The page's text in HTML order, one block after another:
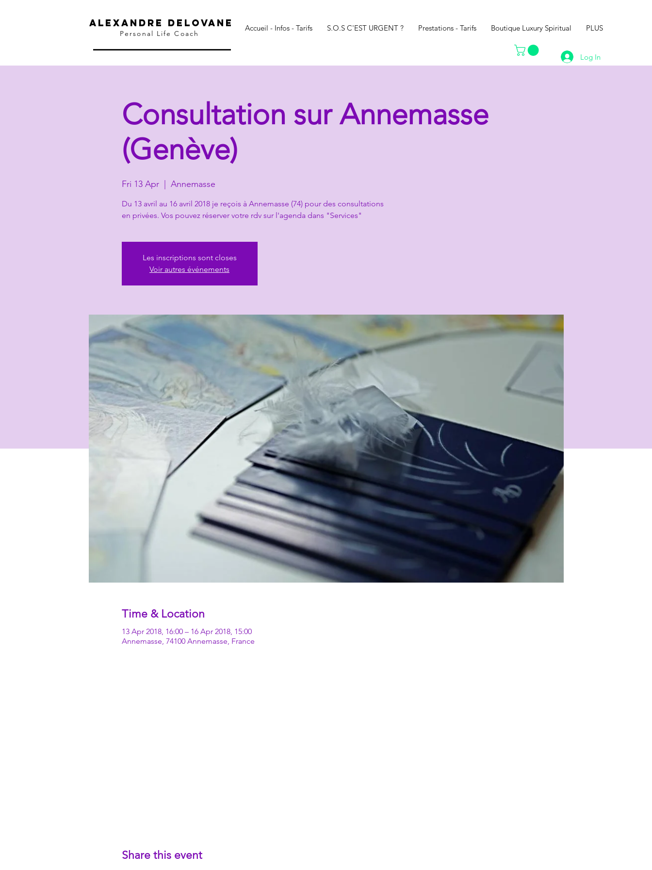
ALEXANDRE DELOVANE
Personal Life Coach
Accueil - Infos - Tarifs S.O.S C'EST URGENT ? Prestations - Tarifs Boutique Luxury Spiritual PLUS
Log In
Consultation sur Annemasse
(Genève)
Fri 13 Apr
  |
Annemasse
Du 13 avril au 16 avril 2018 je reçois à Annemasse (74) pour des consultations
en privées. Vos pouvez réserver votre rdv sur l'agenda dans "Services"
Les inscriptions sont closes
Voir autres événements
Time & Location
13 Apr 2018, 16:00 – 16 Apr 2018, 15:00
Annemasse, 74100 Annemasse, France
Share this event